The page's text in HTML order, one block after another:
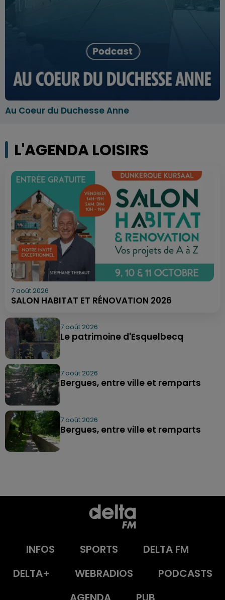
Au Coeur du Duchesse Anne
L'AGENDA LOISIRS
7 août 2026
SALON HABITAT ET RÉNOVATION 2026
7 août 2026
Le patrimoine d'Esquelbecq
7 août 2026
Bergues, entre ville et remparts
7 août 2026
Bergues, entre ville et remparts
INFOS SPORTS
DELTA FM
DELTA+
WEBRADIOS
PODCASTS